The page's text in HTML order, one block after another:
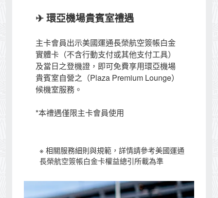
✈ 環亞機場貴賓室禮遇
主卡會員出示美國運通長榮航空簽帳白金
實體卡（不含行動支付或其他支付工具）
及當日之登機證，即可免費享用環亞機場
貴賓室自營之（Plaza Premium Lounge）
候機室服務。
*本禮遇僅限主卡會員使用
※ 相關服務細則與規範，詳情請參考美國運通
長榮航空簽帳白金卡權益總引所載為準